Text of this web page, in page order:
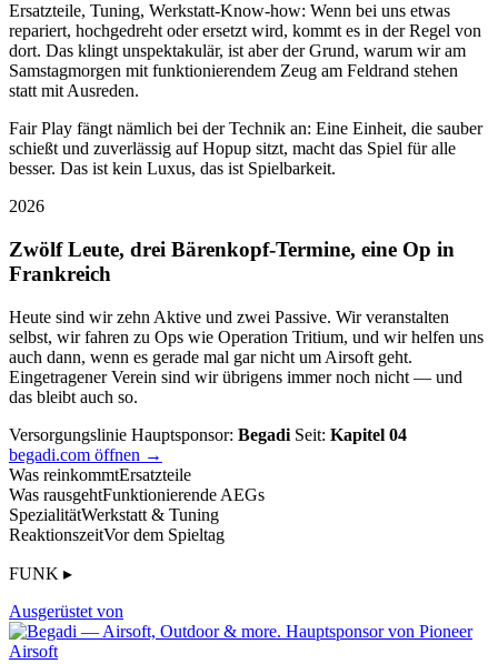
Ersatzteile, Tuning, Werkstatt-Know-how: Wenn bei uns etwas
repariert, hochgedreht oder ersetzt wird, kommt es in der Regel von
dort. Das klingt unspektakulär, ist aber der Grund, warum wir am
Samstagmorgen mit funktionierendem Zeug am Feldrand stehen
statt mit Ausreden.
Fair Play fängt nämlich bei der Technik an: Eine Einheit, die sauber
schießt und zuverlässig auf Hopup sitzt, macht das Spiel für alle
besser. Das ist kein Luxus, das ist Spielbarkeit.
2026
Zwölf Leute, drei Bärenkopf-Termine, eine Op in
Frankreich
Heute sind wir zehn Aktive und zwei Passive. Wir veranstalten
selbst, wir fahren zu Ops wie Operation Tritium, und wir helfen uns
auch dann, wenn es gerade mal gar nicht um Airsoft geht.
Eingetragener Verein sind wir übrigens immer noch nicht — und
das bleibt auch so.
Versorgungslinie Hauptsponsor: Begadi Seit: Kapitel 04
begadi.com öffnen →
Was reinkommtErsatzteile
Was rausgehtFunktionierende AEGs
SpezialitätWerkstatt & Tuning
ReaktionszeitVor dem Spieltag
FUNK ▸
Ausgerüstet von